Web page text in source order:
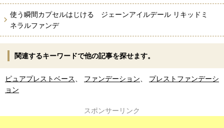
使う瞬間カプセルはじける ジェーンアイルデール リキッドミ
ネラルファンデ
関連するキーワードで他の記事を探せます。
ピュアプレストベース ファンデーション
プレストファンデーシ
ョン
スポンサーリンク